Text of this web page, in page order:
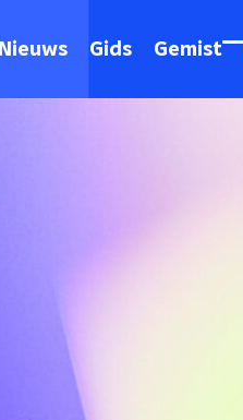
Nieuws Gids Gemist